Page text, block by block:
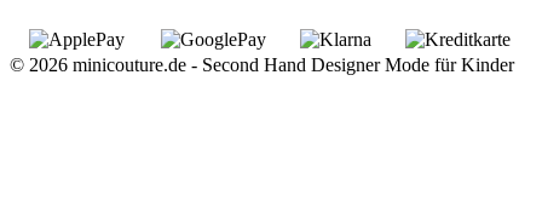
© 2026 minicouture.de - Second Hand Designer Mode für Kinder